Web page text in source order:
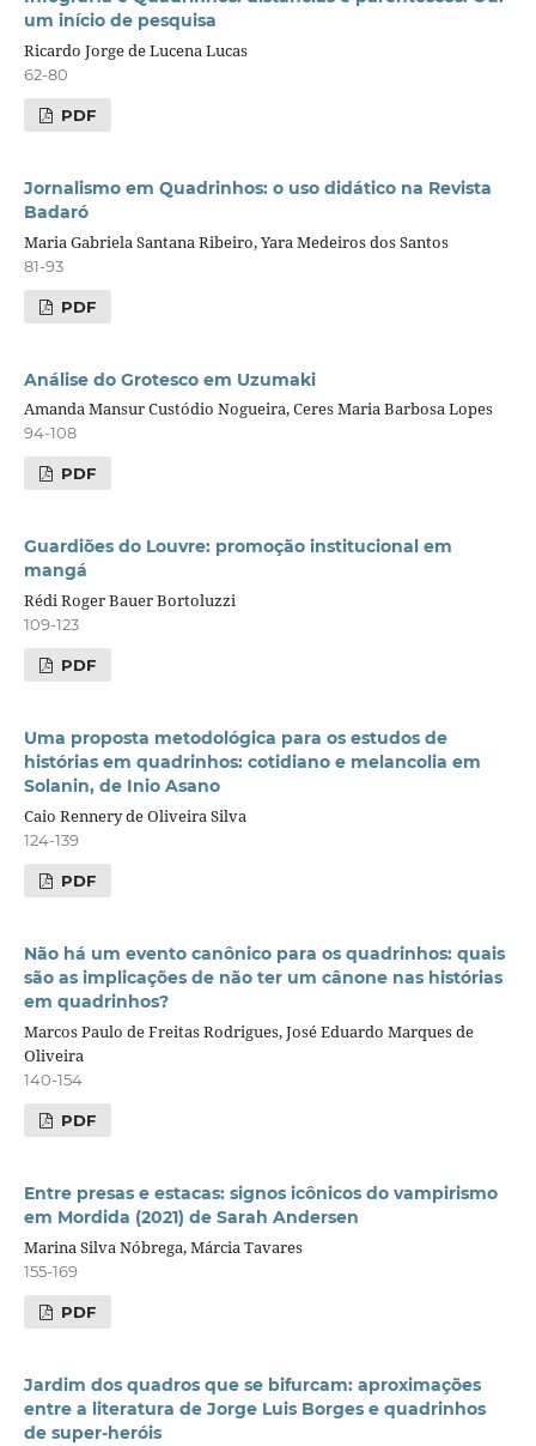
um início de pesquisa
Ricardo Jorge de Lucena Lucas
62-80
PDF
Jornalismo em Quadrinhos: o uso didático na Revista
Badaró
Maria Gabriela Santana Ribeiro, Yara Medeiros dos Santos
81-93
PDF
Análise do Grotesco em Uzumaki
Amanda Mansur Custódio Nogueira, Ceres Maria Barbosa Lopes
94-108
PDF
Guardiões do Louvre: promoção institucional em
mangá
Rédi Roger Bauer Bortoluzzi
109-123
PDF
Uma proposta metodológica para os estudos de
histórias em quadrinhos: cotidiano e melancolia em
Solanin, de Inio Asano
Caio Rennery de Oliveira Silva
124-139
PDF
Não há um evento canônico para os quadrinhos: quais
são as implicações de não ter um cânone nas histórias
em quadrinhos?
Marcos Paulo de Freitas Rodrigues, José Eduardo Marques de
Oliveira
140-154
PDF
Entre presas e estacas: signos icônicos do vampirismo
em Mordida (2021) de Sarah Andersen
Marina Silva Nóbrega, Márcia Tavares
155-169
PDF
Jardim dos quadros que se bifurcam: aproximações
entre a literatura de Jorge Luis Borges e quadrinhos
de super-heróis